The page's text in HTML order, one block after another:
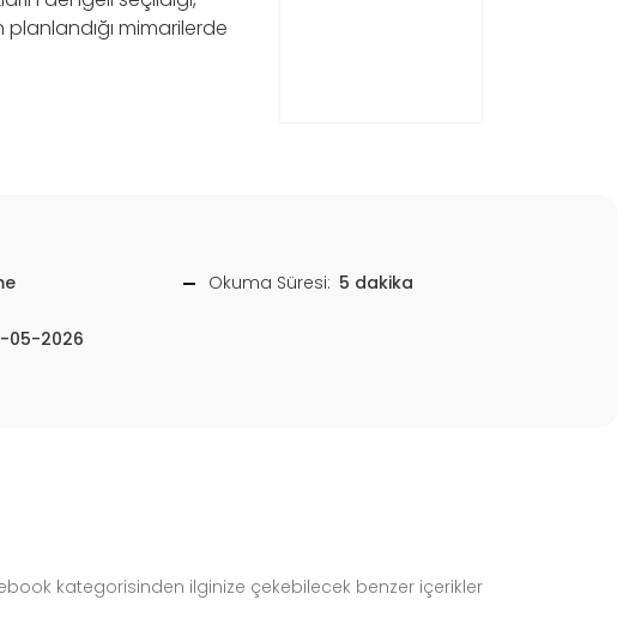
mimarilerde
Okuma Süresi: 5 dakika
05-2026
kategorisinden ilginize çekebilecek benzer içerikler